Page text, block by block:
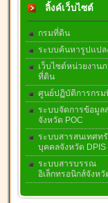
ลิ้งค์เว็บไซต์
กรมที่ดิน
ระบบค้นหารูปแป
เว็บไซต์หน่วยงาน
ที่ดิน
ศูนย์ปฏิบัติการกร
ระบบจัดการข้อมูล
จังหวัด POC
ระบบสารสนเทศท
บุคคลจังหวัด DPIS
ระบบสารบรรณ
อิเล็กทรอนิกส์จังหวั